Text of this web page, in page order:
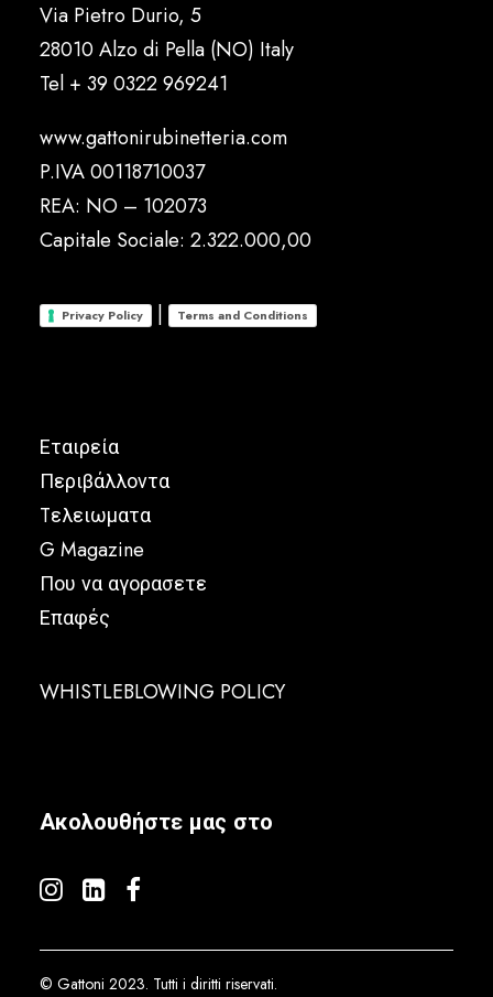
Via Pietro Durio, 5
28010 Alzo di Pella (NO) Italy
Tel + 39 0322 969241
www.gattonirubinetteria.com
P.IVA 00118710037
REA: NO – 102073
Capitale Sociale: 2.322.000,00
Privacy Policy | Terms and Conditions
Εταιρεία
Περιβάλλοντα
Tελειωματα
G Magazine
Που να αγορασετε
Επαφές
WHISTLEBLOWING POLICY
Ακολουθήστε μας στο
© Gattoni 2023. Tutti i diritti riservati.